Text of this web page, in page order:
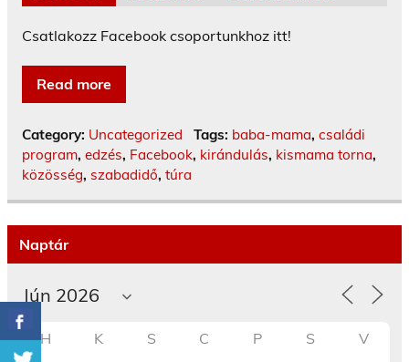
Csatlakozz Facebook csoportunkhoz itt!
Read more
Category: Uncategorized Tags: baba-mama, családi
program, edzés, Facebook, kirándulás, kismama torna,
közösség, szabadidő, túra
Naptár
H K S C P S V